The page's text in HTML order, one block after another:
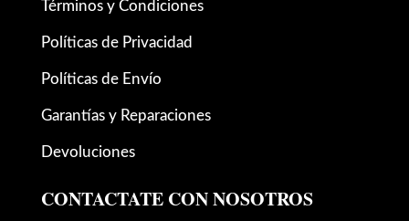
Términos y Condiciones
Políticas de Privacidad
Políticas de Envío
Garantías y Reparaciones
Devoluciones
CONTACTATE CON NOSOTROS